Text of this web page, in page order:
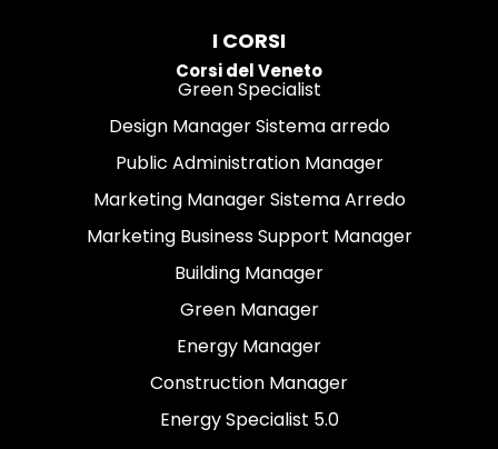
I CORSI
Corsi del Veneto
Green Specialist
Design Manager Sistema arredo
Public Administration Manager
Marketing Manager Sistema Arredo
Marketing Business Support Manager
Building Manager
Green Manager
Energy Manager
Construction Manager
Energy Specialist 5.0